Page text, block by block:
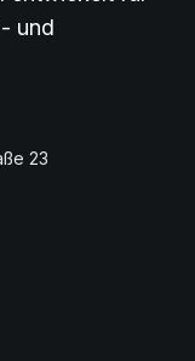
und
23